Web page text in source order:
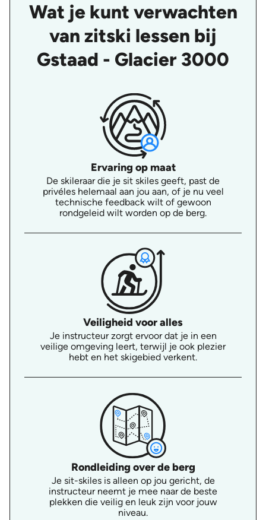
Wat je kunt verwachten
van zitski lessen bij
Gstaad - Glacier 3000
Ervaring op maat
De skileraar die je sit skiles geeft, past de
privéles helemaal aan jou aan, of je nu veel
technische feedback wilt of gewoon
rondgeleid wilt worden op de berg.
Veiligheid voor alles
Je instructeur zorgt ervoor dat je in een
veilige omgeving leert, terwijl je ook plezier
hebt en het skigebied verkent.
Rondleiding over de berg
Je sit-skiles is alleen op jou gericht, de
instructeur neemt je mee naar de beste
plekken die veilig en leuk zijn voor jouw
niveau.